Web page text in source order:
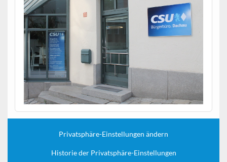
Privatsphäre-Einstellungen ändern
Historie der Privatsphäre-Einstellungen